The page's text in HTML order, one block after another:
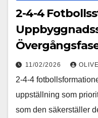
2-4-4
11/02/2026
2-4-4
uppställning som
som den säkerställer